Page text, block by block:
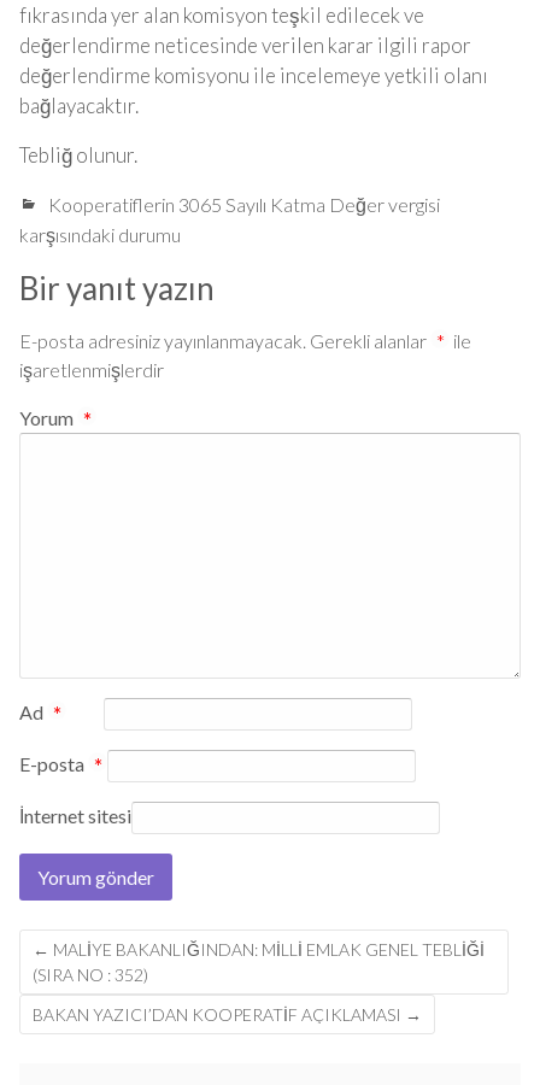
fıkrasında yer alan komisyon teşkil edilecek ve
değerlendirme neticesinde verilen karar ilgili rapor
değerlendirme komisyonu ile incelemeye yetkili olanı
bağlayacaktır.
Tebliğ olunur.
Kooperatiflerin 3065 Sayılı Katma Değer vergisi
karşısındaki durumu
Bir yanıt yazın
E-posta adresiniz yayınlanmayacak. Gerekli alanlar * ile
işaretlenmişlerdir
Yorum *
Ad *
E-posta *
İnternet sitesi
Post
navigation
← MALIYE BAKANLIĞINDAN: MİLLİ EMLAK GENEL TEBLİĞİ
(SIRA NO : 352)
BAKAN YAZICI’DAN KOOPERATIF AÇIKLAMASI →